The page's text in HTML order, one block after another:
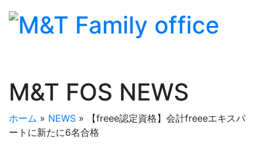
M&T FOS NEWS
ホーム » NEWS »
【freee認定資格】会計freeeエキスパ
ートに新たに6名合格